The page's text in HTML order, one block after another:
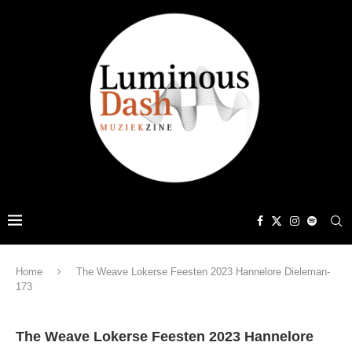
Home
The Weave Lokerse Feesten 2023 Hannelore Dieleman-
173
The Weave Lokerse Feesten 2023 Hannelore